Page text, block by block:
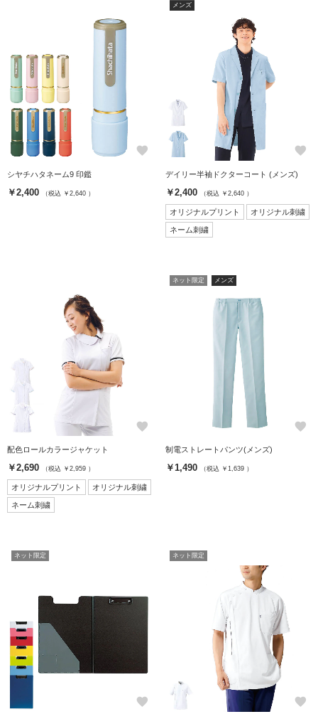
favorite
シヤチハタネーム9 印鑑
￥2,400 （税込 ￥2,640 ）
メンズ
favorite
デイリー半袖ドクターコート (メンズ)
￥2,400 （税込 ￥2,640 ）
オリジナルプリント オリジナル刺繍
ネーム刺繍
favorite
配色ロールカラージャケット
￥2,690 （税込 ￥2,959 ）
オリジナルプリント オリジナル刺繍
ネーム刺繍
ネット限定 メンズ
favorite
制電ストレートパンツ(メンズ)
￥1,490 （税込 ￥1,639 ）
ネット限定
favorite
ネット限定
favorite